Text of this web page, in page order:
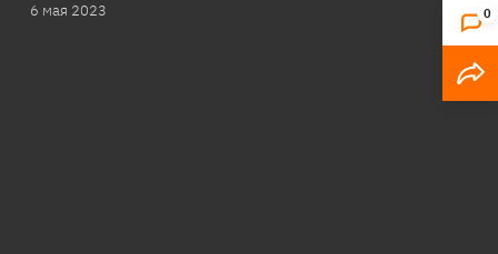
0
6 мая 2023